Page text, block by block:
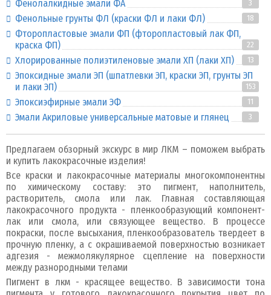
Фенолалкидные эмали ФА 3
Фенольные грунты ФЛ (краски ФЛ и лаки ФЛ) 18
Фторопластовые эмали ФП (фторопластовый лак ФП,
краска ФП)
22
Хлорированные полиэтиленовые эмали ХП (лаки ХП) 13
Эпоксидные эмали ЭП (шпатлевки ЭП, краски ЭП, грунты ЭП
и лаки ЭП)
153
Эпоксиэфирные эмали ЭФ 11
Эмали Акриловые универсальные матовые и глянец 3
Предлагаем обзорный экскурс в мир ЛКМ – поможем выбрать
и купить лакокрасочные изделия!
Все краски и лакокрасочные материалы многокомпонентны
по химическому составу: это пигмент, наполнитель,
растворитель, смола или лак. Главная составляющая
лакокрасочного продукта - пленкообразующий компонент-
лак или смола, или связующее вещество. В процессе
покраски, после высыхания, пленкообразователь твердеет в
прочную пленку, а с окрашиваемой поверхностью возникает
адгезия - межмолякулярное сцепление на поверхности
между разнородными телами
Пигмент в лкм - красящее вещество. В зависимости тона